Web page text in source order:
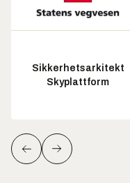
Sikkerhetsarkitekt
Skyplattform